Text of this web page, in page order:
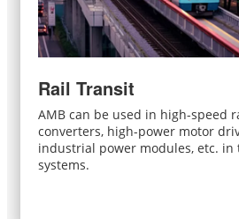
Rail Transit
AMB can be used in high-speed
converters, high-power motor
industrial power modules, etc.
systems.